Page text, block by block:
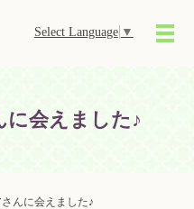
Select Language ▼
メ
会えました♪
んに会えました♪